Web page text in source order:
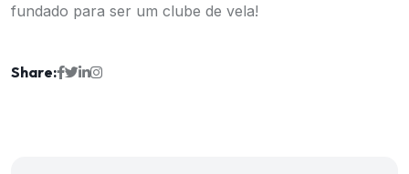
fundado para ser um clube de vela!
Share: